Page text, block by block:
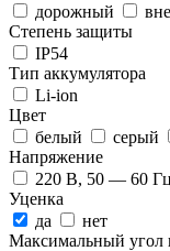
дорожный
Степень защиты
IP54
Тип аккумулятора
Li-ion
Цвет
белый
серый
Напряжение
220 В, 50 — 60 Гц
Уценка
да
нет
Максимальный угол